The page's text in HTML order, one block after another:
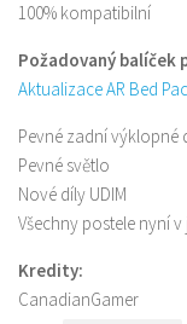
100% kompatibilní
Požadovaný balíček
Aktualizace AR Bed
Pevné zadní výklopné
Pevné světlo
Nové díly UDIM
Všechny postele nyní
Kredity:
CanadianGamer